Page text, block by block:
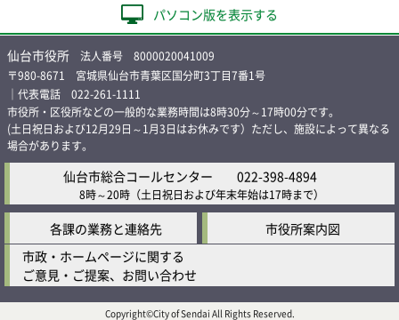
パソコン版を表示する
仙台市役所 法人番号 8000020041009
〒980-8671 宮城県仙台市青葉区国分町3丁目7番1号
｜代表電話 022-261-1111
市役所・区役所などの一般的な業務時間は8時30分～17時00分です。
(土日祝日および12月29日～1月3日はお休みです）ただし、施設によって異なる
場合があります。
仙台市総合コールセンター 022-398-4894
8時～20時 （土日祝日および年末年始は17時まで）
各課の業務と連絡先
市役所案内図
市政・ホームページに関する
ご意見・ご提案、お問い合わせ
Copyright©City of Sendai All Rights Reserved.